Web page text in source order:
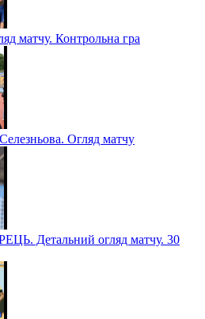
Контрольна гра
Огляд матчу
Детальний огляд матчу. 30